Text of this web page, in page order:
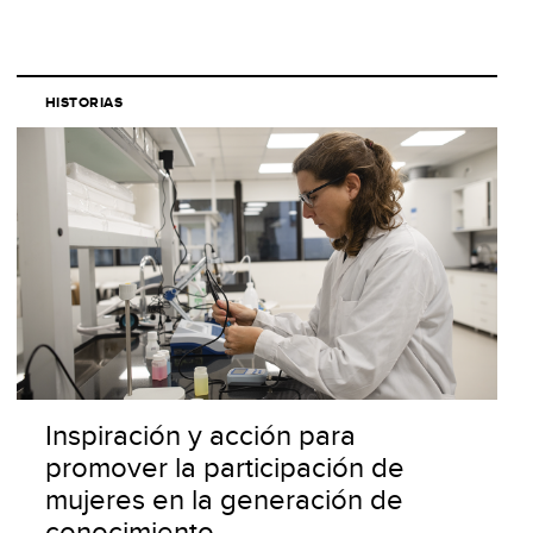
HISTORIAS
Inspiración y acción para
promover la participación de
mujeres en la generación de